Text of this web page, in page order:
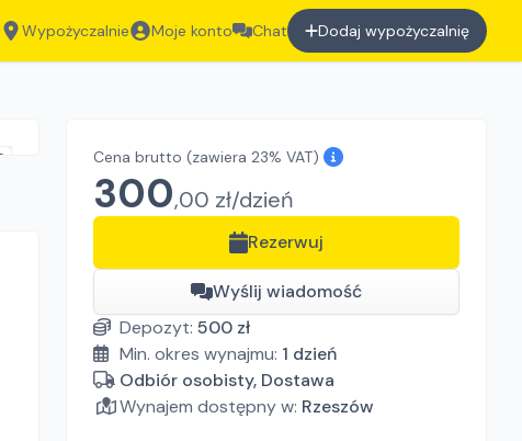
Wypożyczalnie Moje konto Chat Dodaj wypożyczalnię
Cena brutto (zawiera 23% VAT)
300,00 zł/dzień
Rezerwuj
Wyślij wiadomość
Depozyt: 500 zł
Min. okres wynajmu: 1 dzień
Odbiór osobisty, Dostawa
Wynajem dostępny w: Rzeszów